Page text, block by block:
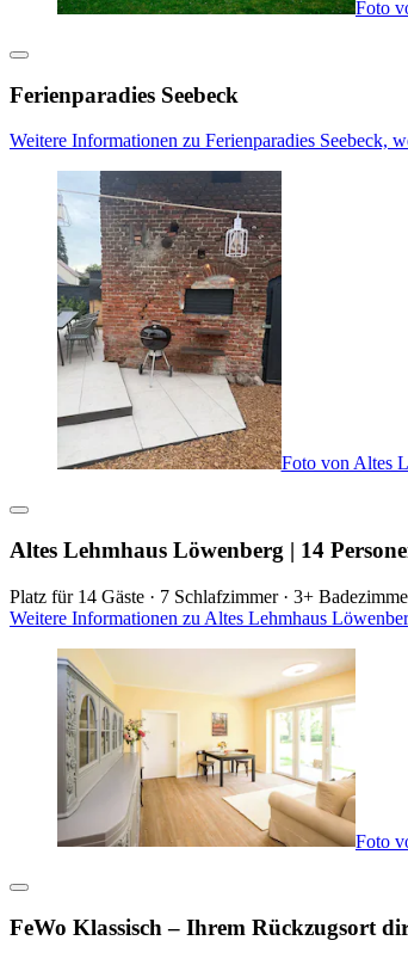
Foto
Ferienparadies Seebeck
Weitere Informationen zu Ferienparadies Seebeck,
Foto von Altes
Altes Lehmhaus Löwenberg | 14
Platz für 14 Gäste · 7 Schlafzimmer · 3+
Weitere Informationen zu Altes Lehmhaus
Foto
FeWo Klassisch – Ihrem Rückzugsort